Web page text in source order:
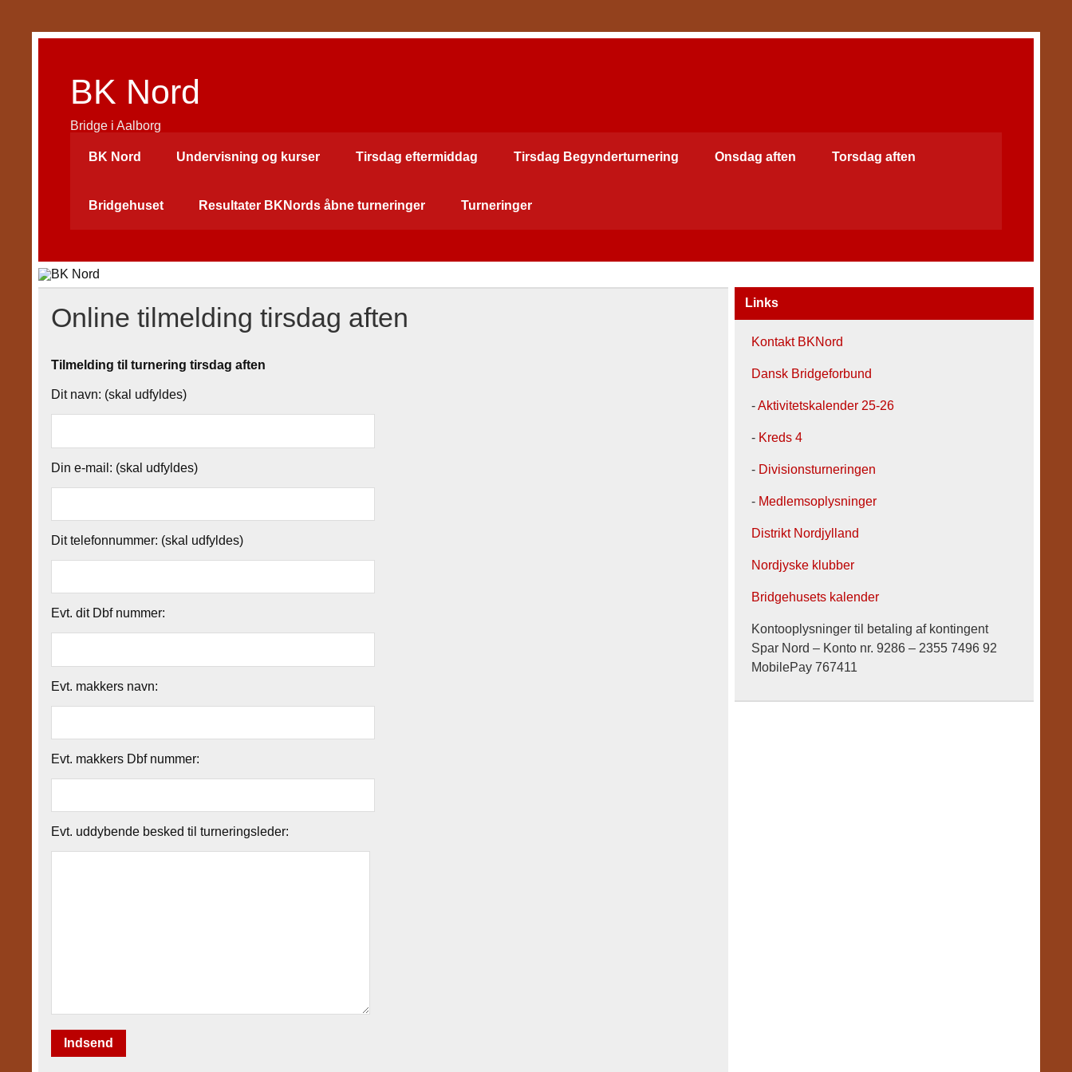
content
BK Nord
Bridge i Aalborg
BK Nord Undervisning og kurser Tirsdag eftermiddag Tirsdag Begynderturnering Onsdag aften Torsdag aften
Bridgehuset Resultater BKNords åbne turneringer Turneringer
Online tilmelding tirsdag aften
Tilmelding til turnering tirsdag aften
Dit navn: (skal udfyldes)
Din e-mail: (skal udfyldes)
Dit telefonnummer: (skal udfyldes)
Evt. dit Dbf nummer:
Evt. makkers navn:
Evt. makkers Dbf nummer:
Evt. uddybende besked til turneringsleder:
Links
Kontakt BKNord
Dansk Bridgeforbund
-Aktivitetskalender 25-26
- Kreds 4
- Divisionsturneringen
- Medlemsoplysninger
Distrikt Nordjylland
Nordjyske klubber
Bridgehusets kalender
Kontooplysninger til betaling af kontingent
Spar Nord – Konto nr. 9286 – 2355 7496 92
MobilePay 767411